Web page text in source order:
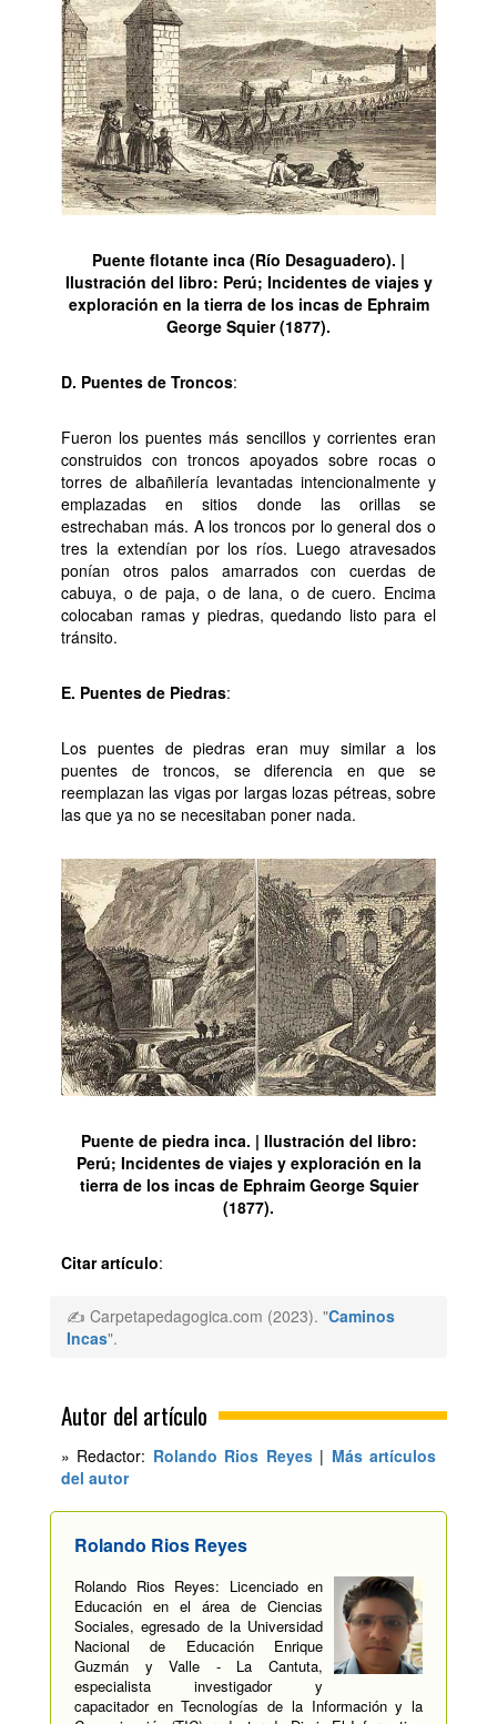
Puente flotante inca (Río Desaguadero). |
Ilustración del libro: Perú; Incidentes de viajes y
exploración en la tierra de los incas de Ephraim
George Squier (1877).
D. Puentes de Troncos:
Fueron los puentes más sencillos y corrientes eran
construidos con troncos apoyados sobre rocas o
torres de albañilería levantadas intencionalmente y
emplazadas en sitios donde las orillas se
estrechaban más. A los troncos por lo general dos o
tres la extendían por los ríos. Luego atravesados
ponían otros palos amarrados con cuerdas de
cabuya, o de paja, o de lana, o de cuero. Encima
colocaban ramas y piedras, quedando listo para el
tránsito.
E. Puentes de Piedras:
Los puentes de piedras eran muy similar a los
puentes de troncos, se diferencia en que se
reemplazan las vigas por largas lozas pétreas, sobre
las que ya no se necesitaban poner nada.
Puente de piedra inca. | Ilustración del libro:
Perú; Incidentes de viajes y exploración en la
tierra de los incas de Ephraim George Squier
(1877).
Citar artículo:
✍ Carpetapedagogica.com (2023). "Caminos
Incas".
Autor del artículo
» Redactor: Rolando Rios Reyes| Más artículos
del autor
Rolando Rios Reyes
Rolando Rios Reyes: Licenciado en
Educación en el área de Ciencias
Sociales, egresado de la Universidad
Nacional de Educación Enrique
Guzmán y Valle - La Cantuta,
especialista investigador y
capacitador en Tecnologías de la Información y la